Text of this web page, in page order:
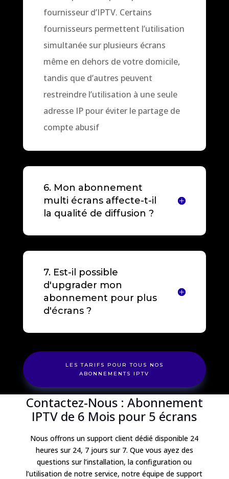
fournisseur d’IPTV. Certains
fournisseurs permettent l’utilisation
simultanée sur plusieurs écrans
même en dehors de votre domicile,
tandis que d’autres peuvent
restreindre l’utilisation à une seule
adresse IP pour éviter le partage de
compte abusif
6. Mon abonnement
multi écrans affecte-t-il
la qualité de diffusion ?
7. Est-il possible
d'upgrader mon
abonnement pour plus
d'écrans ?
LES TARIFS POUR TOUS NOS
ABONNEMENTS IPTV
Contactez-Nous : Abonnement
IPTV de 6 Mois pour 5 écrans
Nous offrons un support client dédié disponible 24
heures sur 24, 7 jours sur 7. Que vous ayez des
questions sur l’installation, la configuration ou
l’utilisation de notre service, notre équipe de support